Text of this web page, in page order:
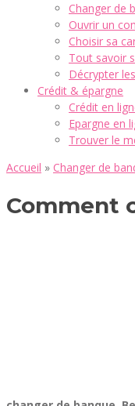
Changer de
Ouvrir un
Choisir sa
Tout savoir
Décrypter
Crédit & épargne
Crédit en
Epargne en
Trouver le
Accueil » Changer de
Comment